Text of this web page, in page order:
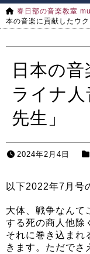
春日部の音楽教室
本の音楽に貢献したウ
日本の
ライナ
先生」
2024年2月4日
以下2022年7月号
大体、戦争なんて
する死の商人他除
それに巻き込まれ
きます。ただでさ